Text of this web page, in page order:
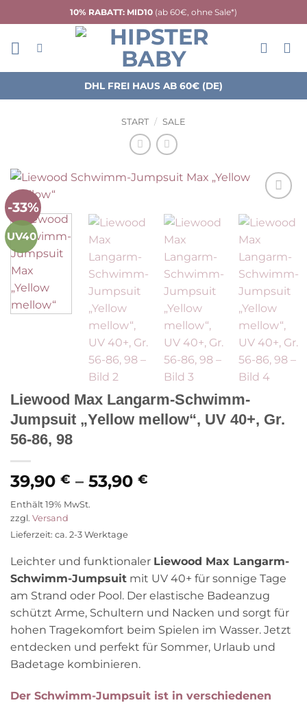
Inhalt
springen
10% RABATT: MID10 (ab 60€, ohne Sale*)
DHL FREI HAUS AB 60€ (DE)
START / SALE
-33%
UV40
Auf die
Wunschliste
Liewood Max Langarm-Schwimm-
Jumpsuit „Yellow mellow“, UV 40+, Gr.
56-86, 98
39,90 € – 53,90 €
Enthält 19% MwSt.
zzgl. Versand
Lieferzeit: ca. 2-3 Werktage
Leichter und funktionaler Liewood Max Langarm-
Schwimm-Jumpsuit mit UV 40+ für sonnige Tage
am Strand oder Pool. Der elastische Badeanzug
schützt Arme, Schultern und Nacken und sorgt für
hohen Tragekomfort beim Spielen im Wasser. Jetzt
entdecken und perfekt für Sommer, Urlaub und
Badetage kombinieren.
Der Schwimm-Jumpsuit ist in verschiedenen